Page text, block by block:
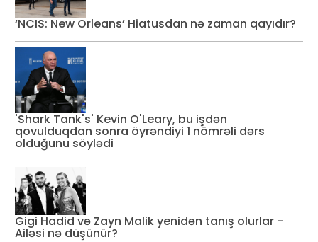
‘NCIS: New Orleans’ Hiatusdan nə zaman qayıdır?
'Shark Tank's' Kevin O'Leary, bu işdən
qovulduqdan sonra öyrəndiyi 1 nömrəli dərs
olduğunu söylədi
Gigi Hadid və Zayn Malik yenidən tanış olurlar -
Ailəsi nə düşünür?